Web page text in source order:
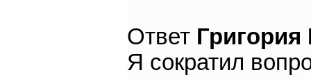
Ответ
Я сократил